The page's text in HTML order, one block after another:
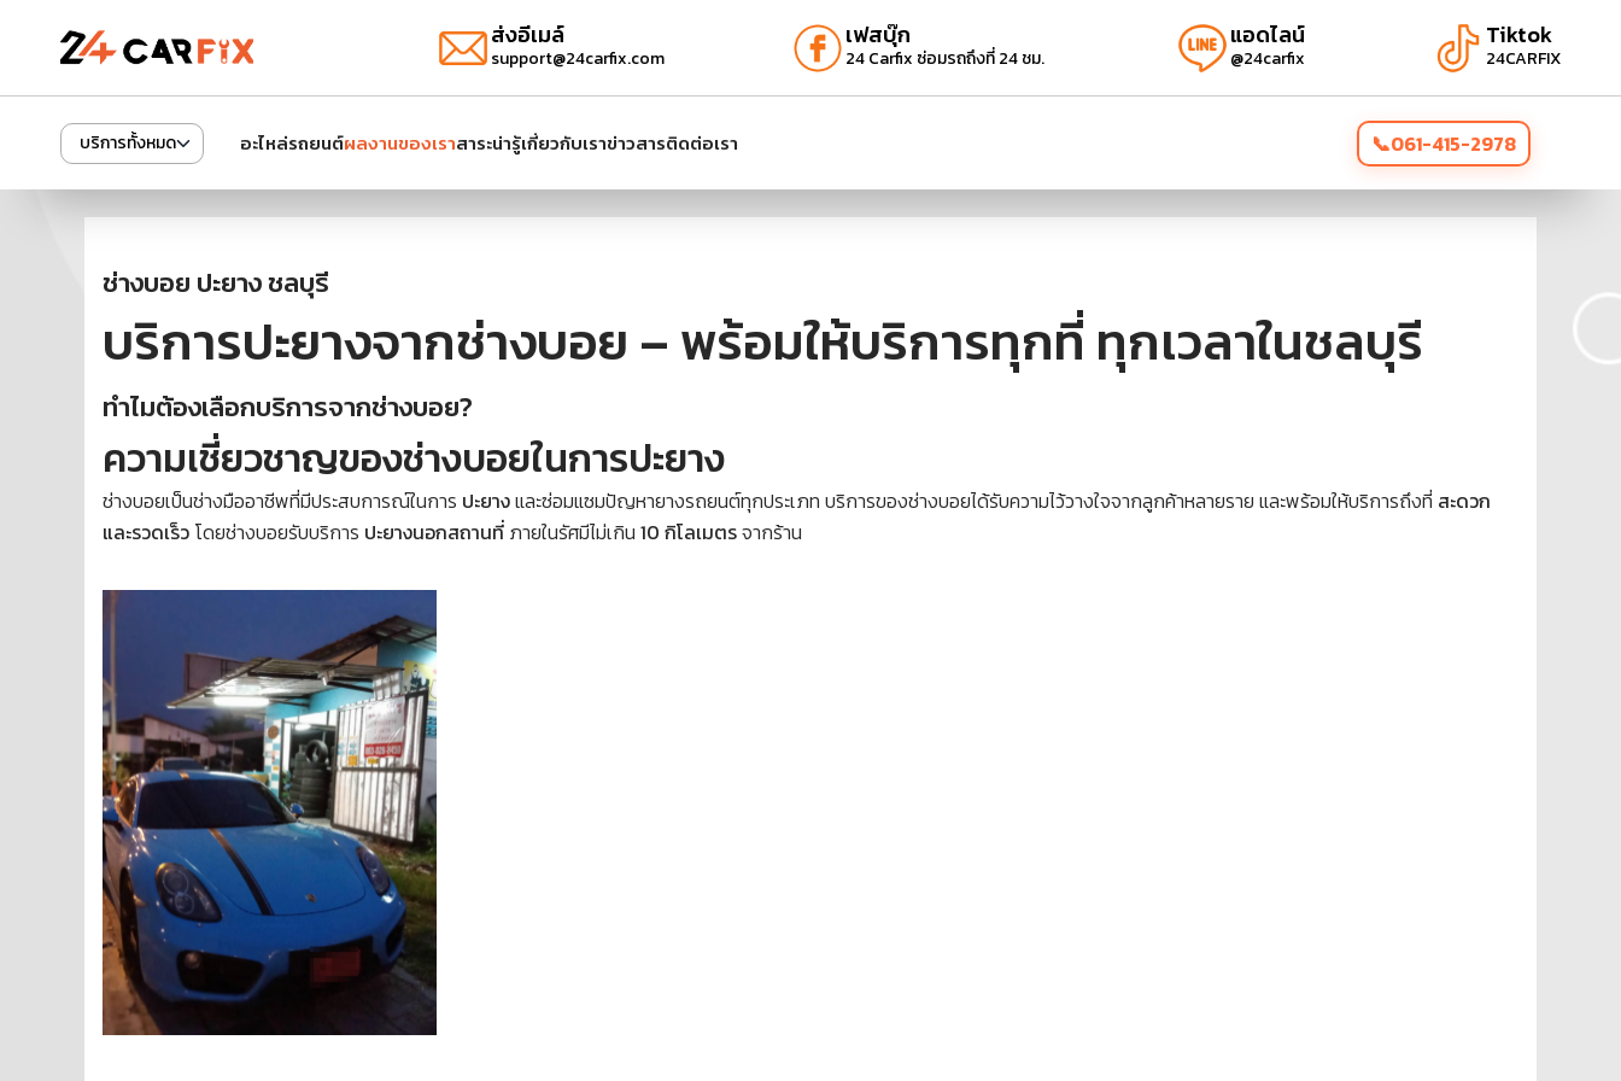
ส่งอีเมล์
support@24carfix.com
เฟสบุ๊ก
24 Carfix ซ่อมรถถึงที่ 24 ชม.
แอดไลน์
@24carfix
Tiktok
24CARFIX
บริการทั้งหมด อะไหล่รถยนต์ผลงานของเราสาระน่ารู้เกี่ยวกับเราข่าวสารติดต่อเรา 061-415-2978
ช่างบอย ปะยาง ชลบุรี
บริการปะยางจากช่างบอย – พร้อมให้บริการทุกที่ ทุกเวลาในชลบุรี
ทำไมต้องเลือกบริการจากช่างบอย?
ความเชี่ยวชาญของช่างบอยในการปะยาง
ช่างบอยเป็นช่างมืออาชีพที่มีประสบการณ์ในการ ปะยางและซ่อมแซมปัญหายางรถยนต์ทุกประเภท บริการของช่างบอยได้รับความไว้วางใจจากลูกค้าหลายราย และพร้อมให้บริการถึงที่ สะดวก
และรวดเร็ว โดยช่างบอยรับบริการ ปะยางนอกสถานที่ ภายในรัศมีไม่เกิน 10 กิโลเมตรจากร้าน